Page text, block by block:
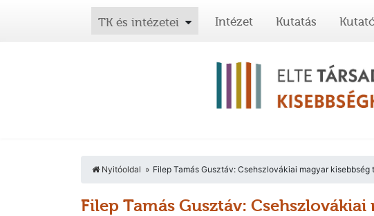
TK és intézetei Intézet Kutatás
Nyitóoldal Filep Tamás Gusztáv: Csehszlovákiai magyar
Filep Tamás Gusztáv: